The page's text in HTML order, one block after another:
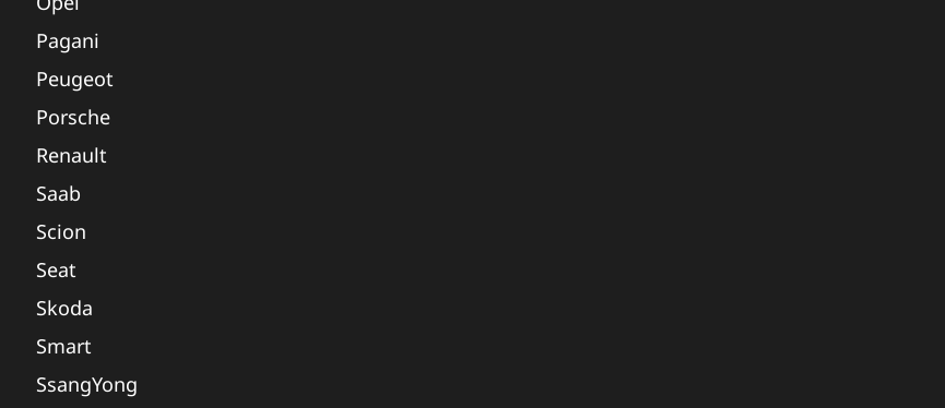
Pagani
Peugeot
Porsche
Renault
Saab
Scion
Seat
Skoda
Smart
SsangYong